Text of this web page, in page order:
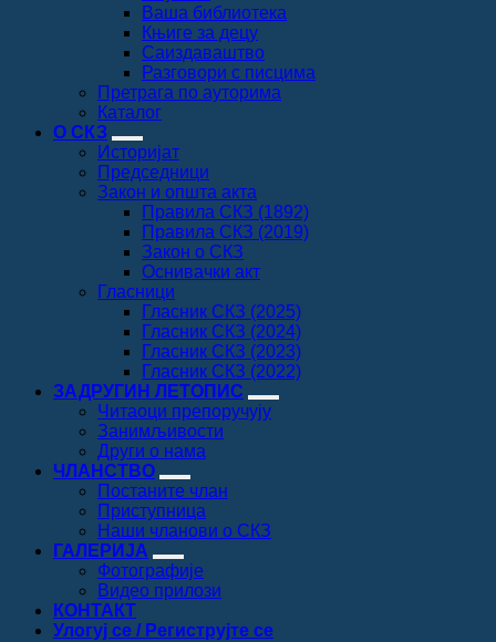
Ваша библиотека
Књиге за децу
Саиздаваштво
Разговори с писцима
Претрага по ауторима
Каталог
О СКЗ
Историјат
Председници
Закон и општа акта
Правила СКЗ (1892)
Правила СКЗ (2019)
Закон о СКЗ
Оснивачки акт
Гласници
Гласник СКЗ (2025)
Гласник СКЗ (2024)
Гласник СКЗ (2023)
Гласник СКЗ (2022)
ЗАДРУГИН ЛЕТОПИС
Читаоци препоручују
Занимљивости
Други о нама
ЧЛАНСТВО
Постаните члан
Приступница
Наши чланови о СКЗ
ГАЛЕРИЈА
Фотографије
Видео прилози
КОНТАКТ
Улогуј се / Региструјте се